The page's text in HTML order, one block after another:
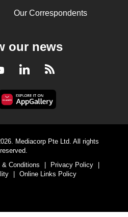
Our Correspondents
our news
YoutubeLinkedInRSS
Mediacorp Pte Ltd. All rights
reserved.
& Conditions Privacy Policy
Online Links Policy